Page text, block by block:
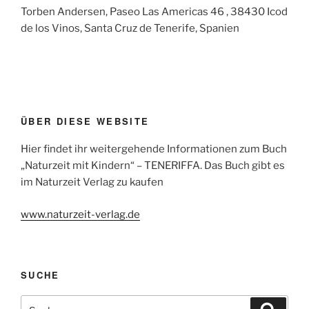
Torben Andersen, Paseo Las Americas 46 , 38430 Icod
de los Vinos, Santa Cruz de Tenerife, Spanien
ÜBER DIESE WEBSITE
Hier findet ihr weitergehende Informationen zum Buch
„Naturzeit mit Kindern“ – TENERIFFA. Das Buch gibt es
im Naturzeit Verlag zu kaufen
www.naturzeit-verlag.de
SUCHE
Suchen